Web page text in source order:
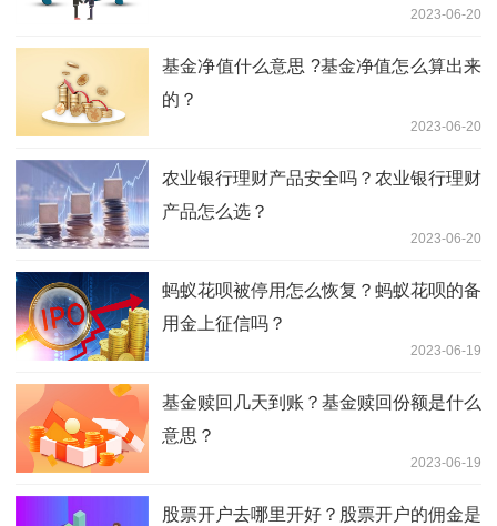
2023-06-20
基金净值什么意思 ?基金净值怎么算出来
的？
2023-06-20
农业银行理财产品安全吗？农业银行理财
产品怎么选？
2023-06-20
蚂蚁花呗被停用怎么恢复？蚂蚁花呗的备
用金上征信吗？
2023-06-19
基金赎回几天到账？基金赎回份额是什么
意思？
2023-06-19
股票开户去哪里开好？股票开户的佣金是